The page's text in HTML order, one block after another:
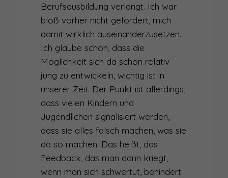
Berufsausbildung verlangt. Ich war
bloß vorher nicht gefordert, mich
damit wirklich auseinanderzusetzen.
Ich glaube schon, dass die
Möglichkeit sich da schon relativ
jung zu entwickeln, wichtig ist in
unserer Zeit. Der Punkt ist allerdings,
dass vielen Kindern und
Jugendlichen signalisiert werden,
dass sie alles falsch machen, was sie
da so machen. Das heißt, das
Feedback, das man dann kriegt,
wenn man sich schwertut, behindert